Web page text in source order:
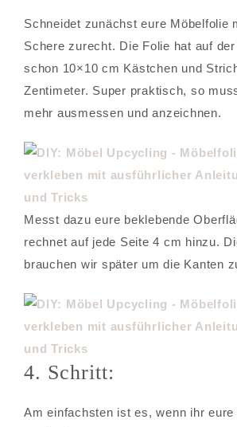
Schneidet zunächst eure Möbelfolie
Schere zurecht. Die Folie hat auf
schon 10×10 cm Kästchen und
Zentimeter. Super praktisch, so
mehr ausmessen und anzeichnen.
Messt dazu eure beklebende
rechnet auf jede Seite 4 cm hinzu.
brauchen wir später um die Kanten
4. Schritt:
Am einfachsten ist es, wenn ihr eure